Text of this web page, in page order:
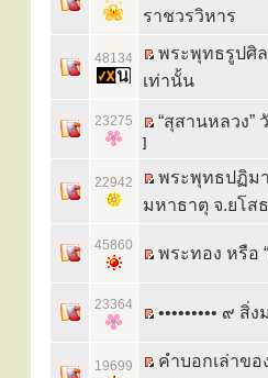
ราชวรวิหาร
48134
พระพุทธรูปศิ
เท่านั้น
23275 “สุสานหลวง”
]
22942
พระพุทธปฏิม
มหาธาตุ จ.ยโส
45860 พระทอง หรือ
23364 ••••••••• ๙ สิ่
19699
คำบอกเล่าขอ